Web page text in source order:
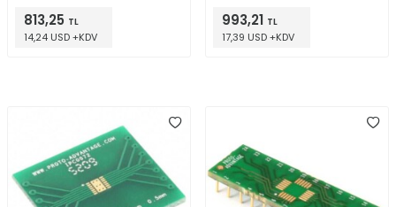
813,25 TL
14,24 USD +KDV
993,21 TL
17,39 USD +KDV